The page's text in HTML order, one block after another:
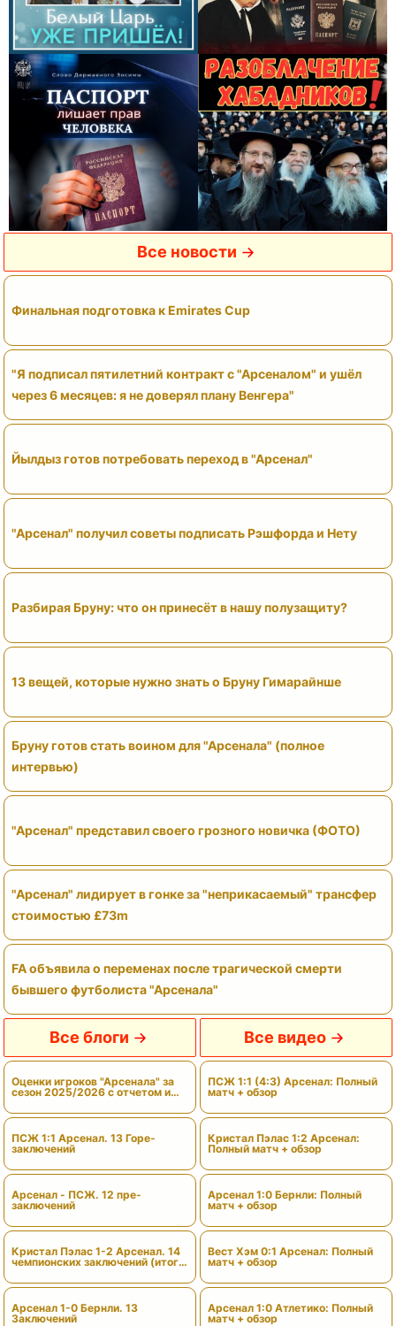
Все новости
Финальная подготовка к Emirates Cup
"Я подписал пятилетний контракт с "Арсеналом" и ушёл
через 6 месяцев: я не доверял плану Венгера"
Йылдыз готов потребовать переход в "Арсенал"
"Арсенал" получил советы подписать Рэшфорда и Нету
Разбирая Бруну: что он принесёт в нашу полузащиту?
13 вещей, которые нужно знать о Бруну Гимарайнше
Бруну готов стать воином для "Арсенала" (полное
интервью)
"Арсенал" представил своего грозного новичка (ФОТО)
"Арсенал" лидирует в гонке за "неприкасаемый" трансфер
стоимостью £73m
FA объявила о переменах после трагической смерти
бывшего футболиста "Арсенала"
Все блоги
Оценки игроков "Арсенала" за
сезон 2025/2026 с отчетом и
ПСЖ 1:1 Арсенал. 13 Горе-
заключений
Арсенал - ПСЖ. 12 пре-
заключений
Кристал Пэлас 1-2 Арсенал. 14
чемпионских заключений (итоги
Арсенал 1-0 Бернли. 13
Заключений
Все видео
ПСЖ 1:1 (4:3) Арсенал: Полный
матч + обзор
Кристал Пэлас 1:2 Арсенал:
Полный матч + обзор
Арсенал 1:0 Бернли: Полный
матч + обзор
Вест Хэм 0:1 Арсенал: Полный
матч + обзор
Арсенал 1:0 Атлетико: Полный
матч + обзор